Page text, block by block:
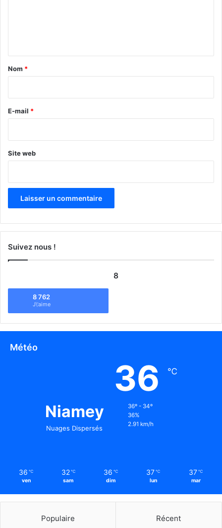
a
e
Nom *
E-mail *
Site web
Suivez nous !
8
8 762
J\'aime
Météo
Niamey
Nuages Dispersés
36 ℃
36º - 34º
36%
2.91 km/h
36 ℃
ven
32 ℃
sam
36 ℃
dim
37 ℃
lun
37 ℃
mar
Populaire Récent